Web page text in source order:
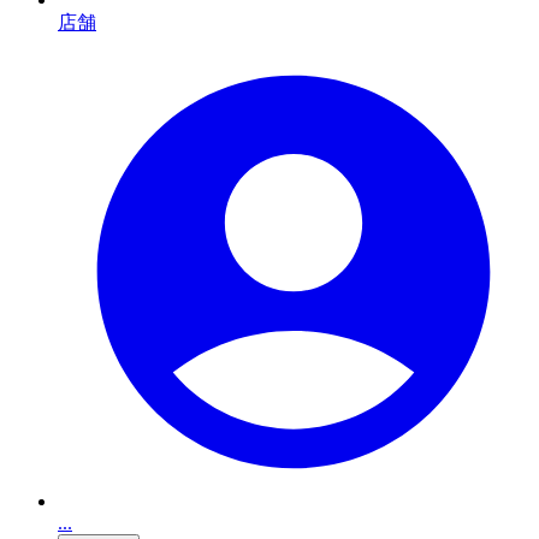
店舗
...